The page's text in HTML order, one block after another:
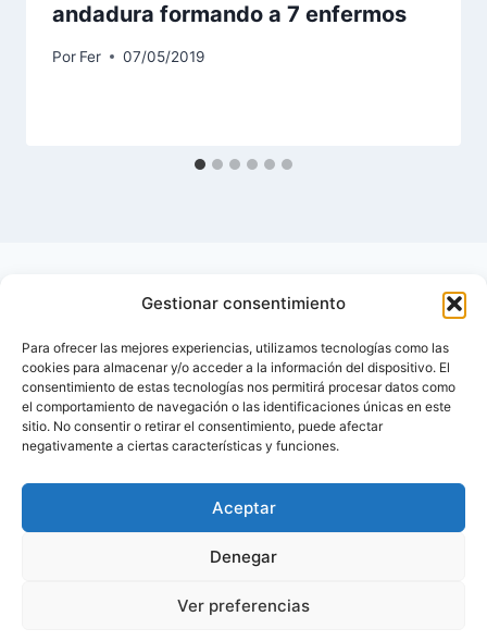
Gestionar consentimiento
Para ofrecer las mejores experiencias, utilizamos tecnologías como las
cookies para almacenar y/o acceder a la información del dispositivo. El
consentimiento de estas tecnologías nos permitirá procesar datos como
el comportamiento de navegación o las identificaciones únicas en este
sitio. No consentir o retirar el consentimiento, puede afectar
negativamente a ciertas características y funciones.
Aceptar
Denegar
Ver preferencias
andadura formando a 7 enfermos
Por Fer 07/05/2019
Inicio
Contactar
Política de privacidad de Diabetes Foro – Blog